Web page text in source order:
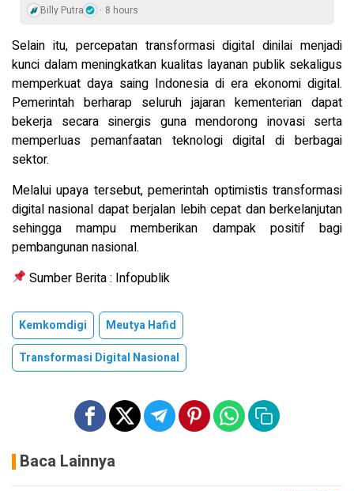
Billy Putra 8 hours
Selain itu, percepatan transformasi digital dinilai menjadi
kunci dalam meningkatkan kualitas layanan publik sekaligus
memperkuat daya saing Indonesia di era ekonomi digital.
Pemerintah berharap seluruh jajaran kementerian dapat
bekerja secara sinergis guna mendorong inovasi serta
memperluas pemanfaatan teknologi digital di berbagai
sektor.
Melalui upaya tersebut, pemerintah optimistis transformasi
digital nasional dapat berjalan lebih cepat dan berkelanjutan
sehingga mampu memberikan dampak positif bagi
pembangunan nasional.
Sumber Berita : Infopublik
Kemkomdigi
Meutya Hafid
Transformasi Digital Nasional
Baca Lainnya